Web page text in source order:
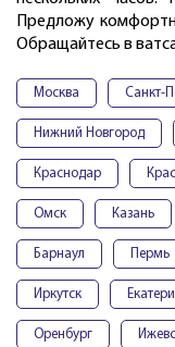
Предложу
Обращайтесь в
Москва Санкт-
Нижний Новгород
Краснодар
Омск Казань
Барнаул Пермь
Иркутск
Оренбург